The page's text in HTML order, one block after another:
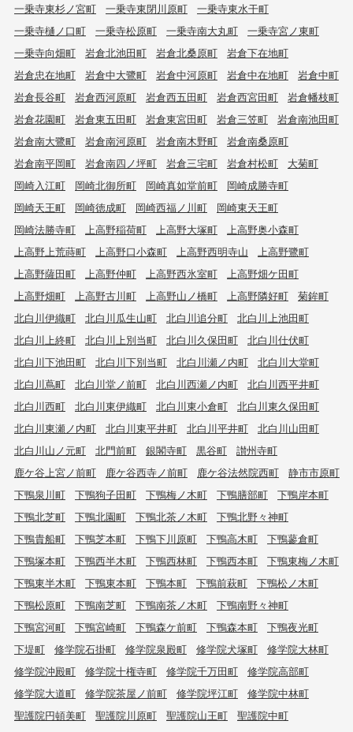
一乗寺東杉ノ宮町
一乗寺東閉川原町
一乗寺東水干町
一乗寺樋ノ口町
一乗寺松原町 一乗寺南大丸町
一乗寺宮ノ東町
一乗寺向畑町
岩倉北池田町 岩倉北桑原町
岩倉下在地町
岩倉忠在地町
岩倉中大鷺町 岩倉中河原町 岩倉中在地町
岩倉中町
岩倉長谷町
岩倉西河原町 岩倉西五田町 岩倉西宮田町
岩倉幡枝町
岩倉花園町
岩倉東五田町 岩倉東宮田町 岩倉三笠町
岩倉南池田町
岩倉南大鷺町
岩倉南河原町 岩倉南木野町
岩倉南桑原町
岩倉南平岡町
岩倉南四ノ坪町 岩倉三宅町 岩倉村松町
大菊町
岡崎入江町
岡崎北御所町 岡崎真如堂前町
岡崎成勝寺町
岡崎天王町
岡崎徳成町 岡崎西福ノ川町
岡崎東天王町
岡崎法勝寺町
上高野稲荷町 上高野大塚町
上高野奥小森町
上高野上荒蒔町
上高野口小森町 上高野西明寺山
上高野鷺町
上高野薩田町
上高野仲町 上高野西氷室町
上高野畑ケ田町
上高野畑町
上高野古川町 上高野山ノ橋町 上高野隣好町
菊鉾町
北白川伊織町
北白川瓜生山町 北白川追分町
北白川上池田町
北白川上終町
北白川上別当町 北白川久保田町
北白川仕伏町
北白川下池田町
北白川下別当町 北白川瀬ノ内町
北白川大堂町
北白川蔦町
北白川堂ノ前町 北白川西瀬ノ内町
北白川西平井町
北白川西町
北白川東伊織町 北白川東小倉町
北白川東久保田町
北白川東瀬ノ内町
北白川東平井町 北白川平井町
北白川山田町
北白川山ノ元町
北門前町 銀閣寺町 黒谷町
讃州寺町
鹿ケ谷上宮ノ前町
鹿ケ谷西寺ノ前町 鹿ケ谷法然院西町
静市市原町
下鴨泉川町
下鴨狗子田町 下鴨梅ノ木町 下鴨膳部町
下鴨岸本町
下鴨北芝町
下鴨北園町 下鴨北茶ノ木町
下鴨北野々神町
下鴨貴船町
下鴨芝本町 下鴨下川原町 下鴨高木町
下鴨蓼倉町
下鴨塚本町
下鴨西半木町 下鴨西林町 下鴨西本町
下鴨東梅ノ木町
下鴨東半木町
下鴨東本町 下鴨本町 下鴨前萩町
下鴨松ノ木町
下鴨松原町
下鴨南芝町 下鴨南茶ノ木町
下鴨南野々神町
下鴨宮河町
下鴨宮崎町 下鴨森ケ前町 下鴨森本町
下鴨夜光町
下堤町
修学院石掛町 修学院泉殿町 修学院犬塚町
修学院大林町
修学院沖殿町
修学院十権寺町 修学院千万田町
修学院高部町
修学院大道町
修学院茶屋ノ前町 修学院坪江町
修学院中林町
聖護院円頓美町
聖護院川原町 聖護院山王町
聖護院中町